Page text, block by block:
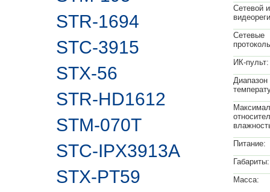
STR-1694
STC-3915
STX-56
STR-HD1612
STM-070T
STC-IPX3913A
STX-PT59
Сетевой
Сетевые
ИК-пульт:
Диапазон
Питание:
Габариты:
Масса: